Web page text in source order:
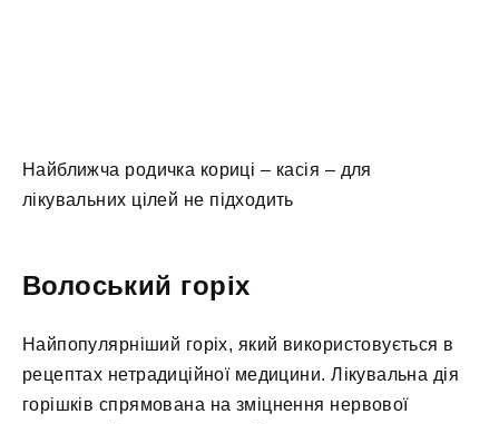
Найближча родичка кориці – касія – для
лікувальних цілей не підходить
Волоський горіх
Найпопулярніший горіх, який використовується в
рецептах нетрадиційної медицини. Лікувальна дія
горішків спрямована на зміцнення нервової